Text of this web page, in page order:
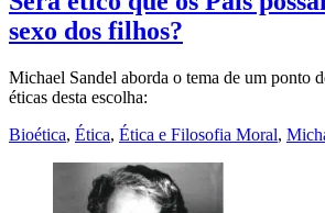
sexo dos filhos?
Michael Sandel aborda o tema de um ponto
éticas desta escolha:
Bioética, Ética, Ética e Filosofia Moral,